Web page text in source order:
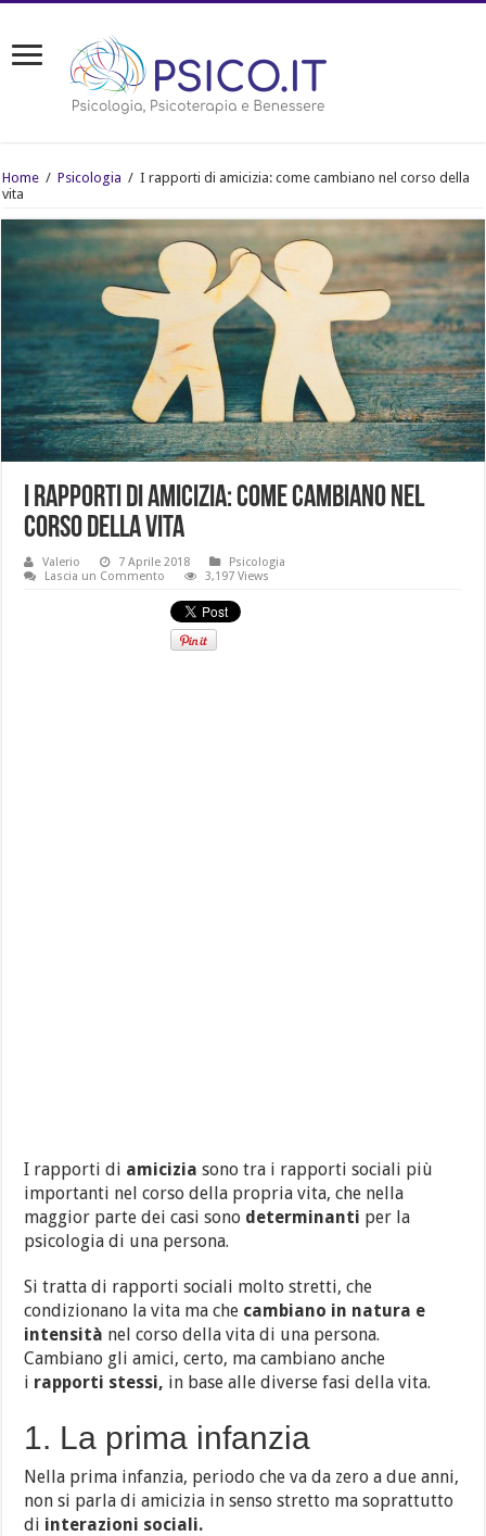
Home / Psicologia / I rapporti di amicizia: come cambiano nel corso della
vita
I rapporti di amicizia: come cambiano nel
corso della vita
Valerio 7 Aprile 2018
Psicologia
Lascia un Commento
3,197 Views
I rapporti di amiciziasono tra i rapporti sociali più
importanti nel corso della propria vita, che nella
maggior parte dei casi sono determinanti per la
psicologia di una persona.
Si tratta di rapporti sociali molto stretti, che
condizionano la vita ma che cambiano in natura e
intensità nel corso della vita di una persona.
Cambiano gli amici, certo, ma cambiano anche
i rapporti stessi, in base alle diverse fasi della vita.
1. La prima infanzia
Nella prima infanzia, periodo che va da zero a due anni,
non si parla di amicizia in senso stretto ma soprattutto
di interazioni sociali.